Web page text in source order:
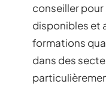
conseiller
disponibles et
formations
dans des